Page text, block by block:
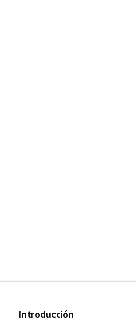
Introducción